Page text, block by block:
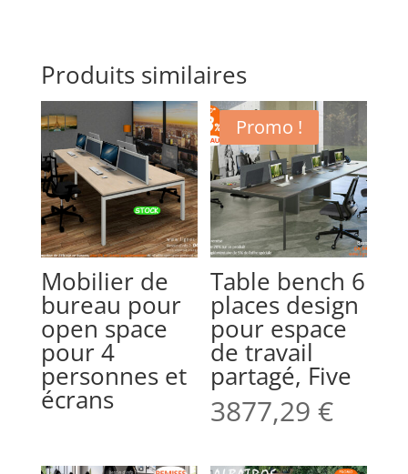
Produits similaires
Mobilier de
bureau pour
open space
pour 4
personnes et
écrans
Promo !
Table bench 6
places design
pour espace
de travail
partagé, Five
3877,29€